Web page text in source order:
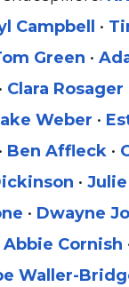
Campbell •
Green •
• Clara Rosager
Weber •
• Ben Affleck •
•
• Dwayne
Abbie Cornish
Waller-